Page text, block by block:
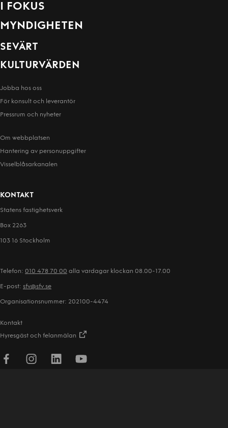
I FOKUS
MYNDIGHETEN
SEVÄRT
KULTURVÄRDEN
Jobba hos oss
För konsult och leverantör
Pressrum och nyheter
Om webbplatsen
Hantering av person­uppgifter
Visselblåsarkanalen
KONTAKT
Statens fastighetsverk
Box 2263
103 16 Stockholm
Telefon: 010 478 70 00 alla vardagar klockan 08.00-17.00
E-post: sfv@sfv.se
Organisationsnummer: 202100-4474
Kontakt
Hyresgäst och felanmälan